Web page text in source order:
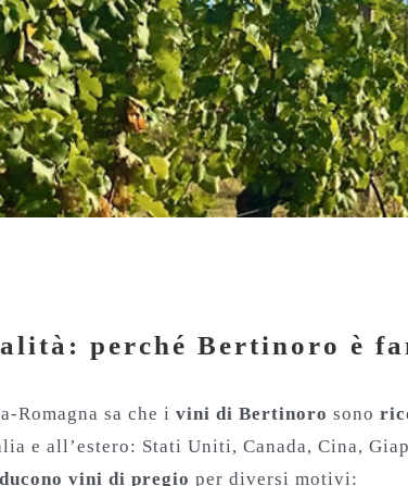
perché Bertinoro è
Romagna sa che i vini di Bertinoro sono
e all’estero: Stati Uniti, Canada, Cina,
vini di pregio per diversi motivi: